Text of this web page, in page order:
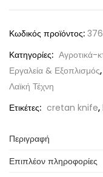
Κωδικός προϊόντος: 376
Κατηγορίες: Αγροτικά-
Εργαλεία & Εξοπλισμός,
Λαϊκή Τέχνη
Ετικέτες: cretan knife,
Περιγραφή
Επιπλέον πληροφορίες